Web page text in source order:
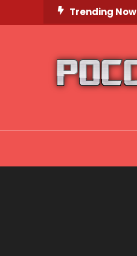
To
Trending Now